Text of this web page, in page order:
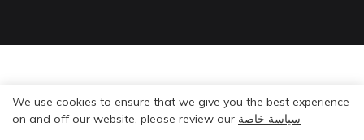
We use cookies to ensure that we give you the best experience
on and off our website. please review our سياسة خاصة